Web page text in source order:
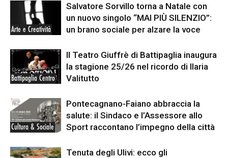
Arte e Creatività
Salvatore Sorvillo torna a Natale con
un nuovo singolo “MAI PIÙ SILENZIO”:
un brano sociale per alzare la voce
Battipaglia Centro
Il Teatro Giuffrè di Battipaglia inaugura
la stagione 25/26 nel ricordo di Ilaria
Valitutto
Cultura & Sociale
Pontecagnano-Faiano abbraccia la
salute: il Sindaco e l’Assessore allo
Sport raccontano l’impegno della città
Tenuta degli Ulivi: ecco gli